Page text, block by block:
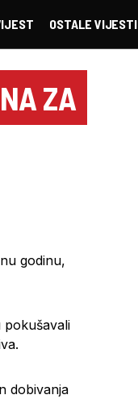
OSTALE VIJESTI
ZA
godinu,
dobivanja